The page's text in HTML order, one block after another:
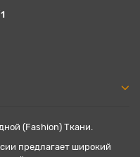
(Fashion) Ткани.
предлагает широкий